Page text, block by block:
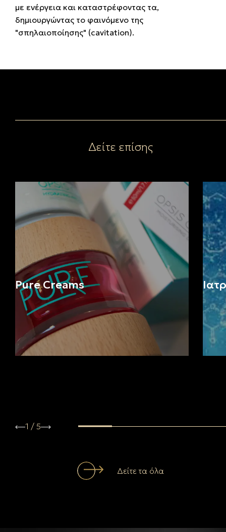
με ενέργεια και καταστρέφοντας τα,
δημιουργώντας το φαινόμενο της
"σπηλαιοποίησης" (cavitation).
Δείτε επίσης
Pure Creams
1 / 5
Δείτε τα όλα